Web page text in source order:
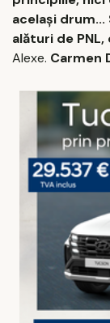
același
alături de
Alexe. Carmen